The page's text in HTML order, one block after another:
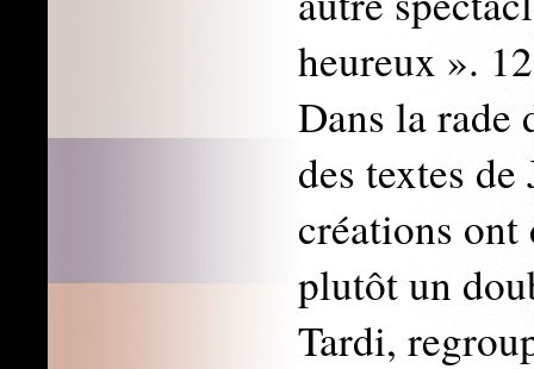
heureux ».
Dans la rade
des textes
créations
plutôt un
Tardi,